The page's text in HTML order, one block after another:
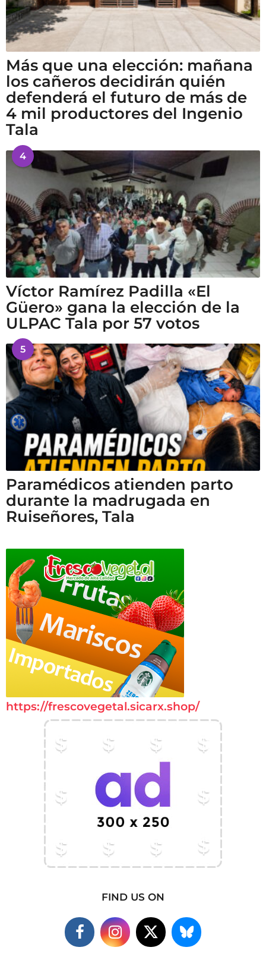
Más que una elección: mañana
los cañeros decidirán quién
defenderá el futuro de más de
4 mil productores del Ingenio
Tala
4
Víctor Ramírez Padilla «El
Güero» gana la elección de la
ULPAC Tala por 57 votos
5
Paramédicos atienden parto
durante la madrugada en
Ruiseñores, Tala
https://frescovegetal.sicarx.shop/
FIND US ON